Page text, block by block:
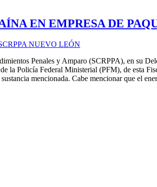
EN EMPRESA DE
NUEVO LEÓN
Penales y Amparo (SCRPPA), en su
la Policía Federal Ministerial (PFM), de esta
mencionada. Cabe mencionar que el